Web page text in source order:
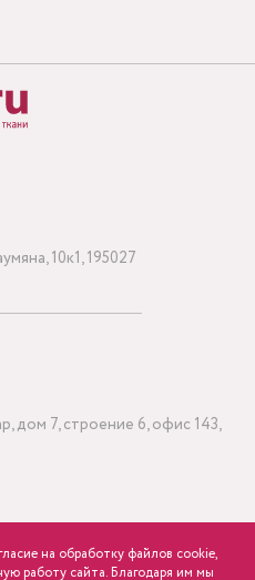
10к1, 195027
дом 7, строение 6, офис 143,
НА НОВОСТИ
на обработку файлов cookie,
работу сайта. Благодаря им мы